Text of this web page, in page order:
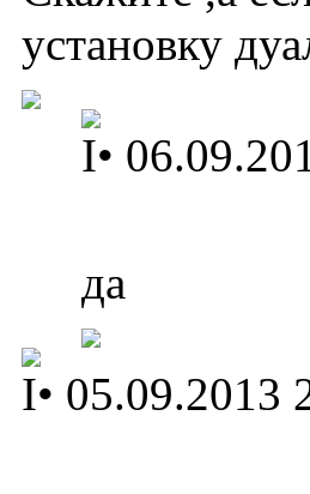
установку
I•
да
I• 05.09.2013